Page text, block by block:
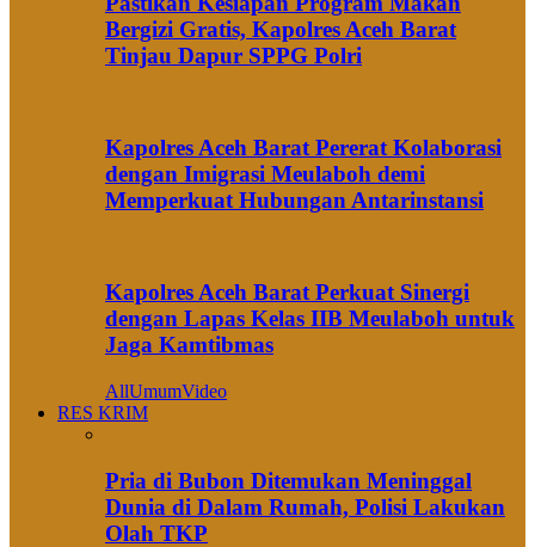
Bergizi Gratis, Kapolres Aceh Barat
Tinjau Dapur SPPG Polri
Kapolres Aceh Barat Pererat Kolaborasi
dengan Imigrasi Meulaboh demi
Memperkuat Hubungan Antarinstansi
Kapolres Aceh Barat Perkuat Sinergi
dengan Lapas Kelas IIB Meulaboh untuk
Jaga Kamtibmas
AllUmumVideo
RES KRIM
Pria di Bubon Ditemukan Meninggal
Dunia di Dalam Rumah, Polisi Lakukan
Olah TKP